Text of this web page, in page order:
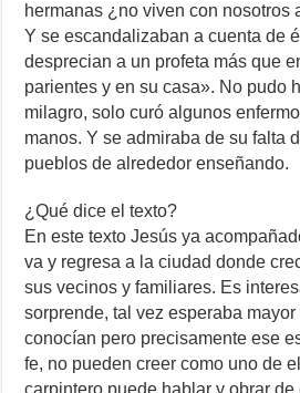
hermanas ¿no viven con nosotros
Y se escandalizaban a cuenta de
desprecian a un profeta más que
parientes y en su casa». No pudo
milagro, solo curó algunos
manos. Y se admiraba de su falta
pueblos de alrededor enseñando.
¿Qué dice el texto?
En este texto Jesús ya
va y regresa a la ciudad donde
sus vecinos y familiares. Es
sorprende, tal vez esperaba
conocían pero precisamente ese
fe, no pueden creer como uno de